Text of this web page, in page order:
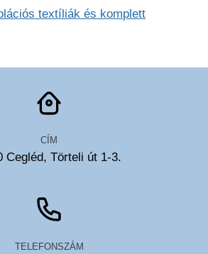
textíliák és komplett
CÍM
Cegléd, Törteli út 1-3.
TELEFONSZÁM